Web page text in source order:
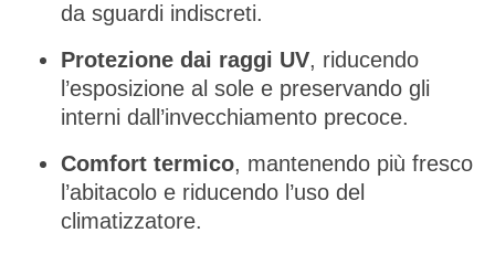
da sguardi indiscreti.
Protezione dai raggi UV, riducendo
l’esposizione al sole e preservando gli
interni dall’invecchiamento precoce.
Comfort termico, mantenendo più fresco
l’abitacolo e riducendo l’uso del
climatizzatore.